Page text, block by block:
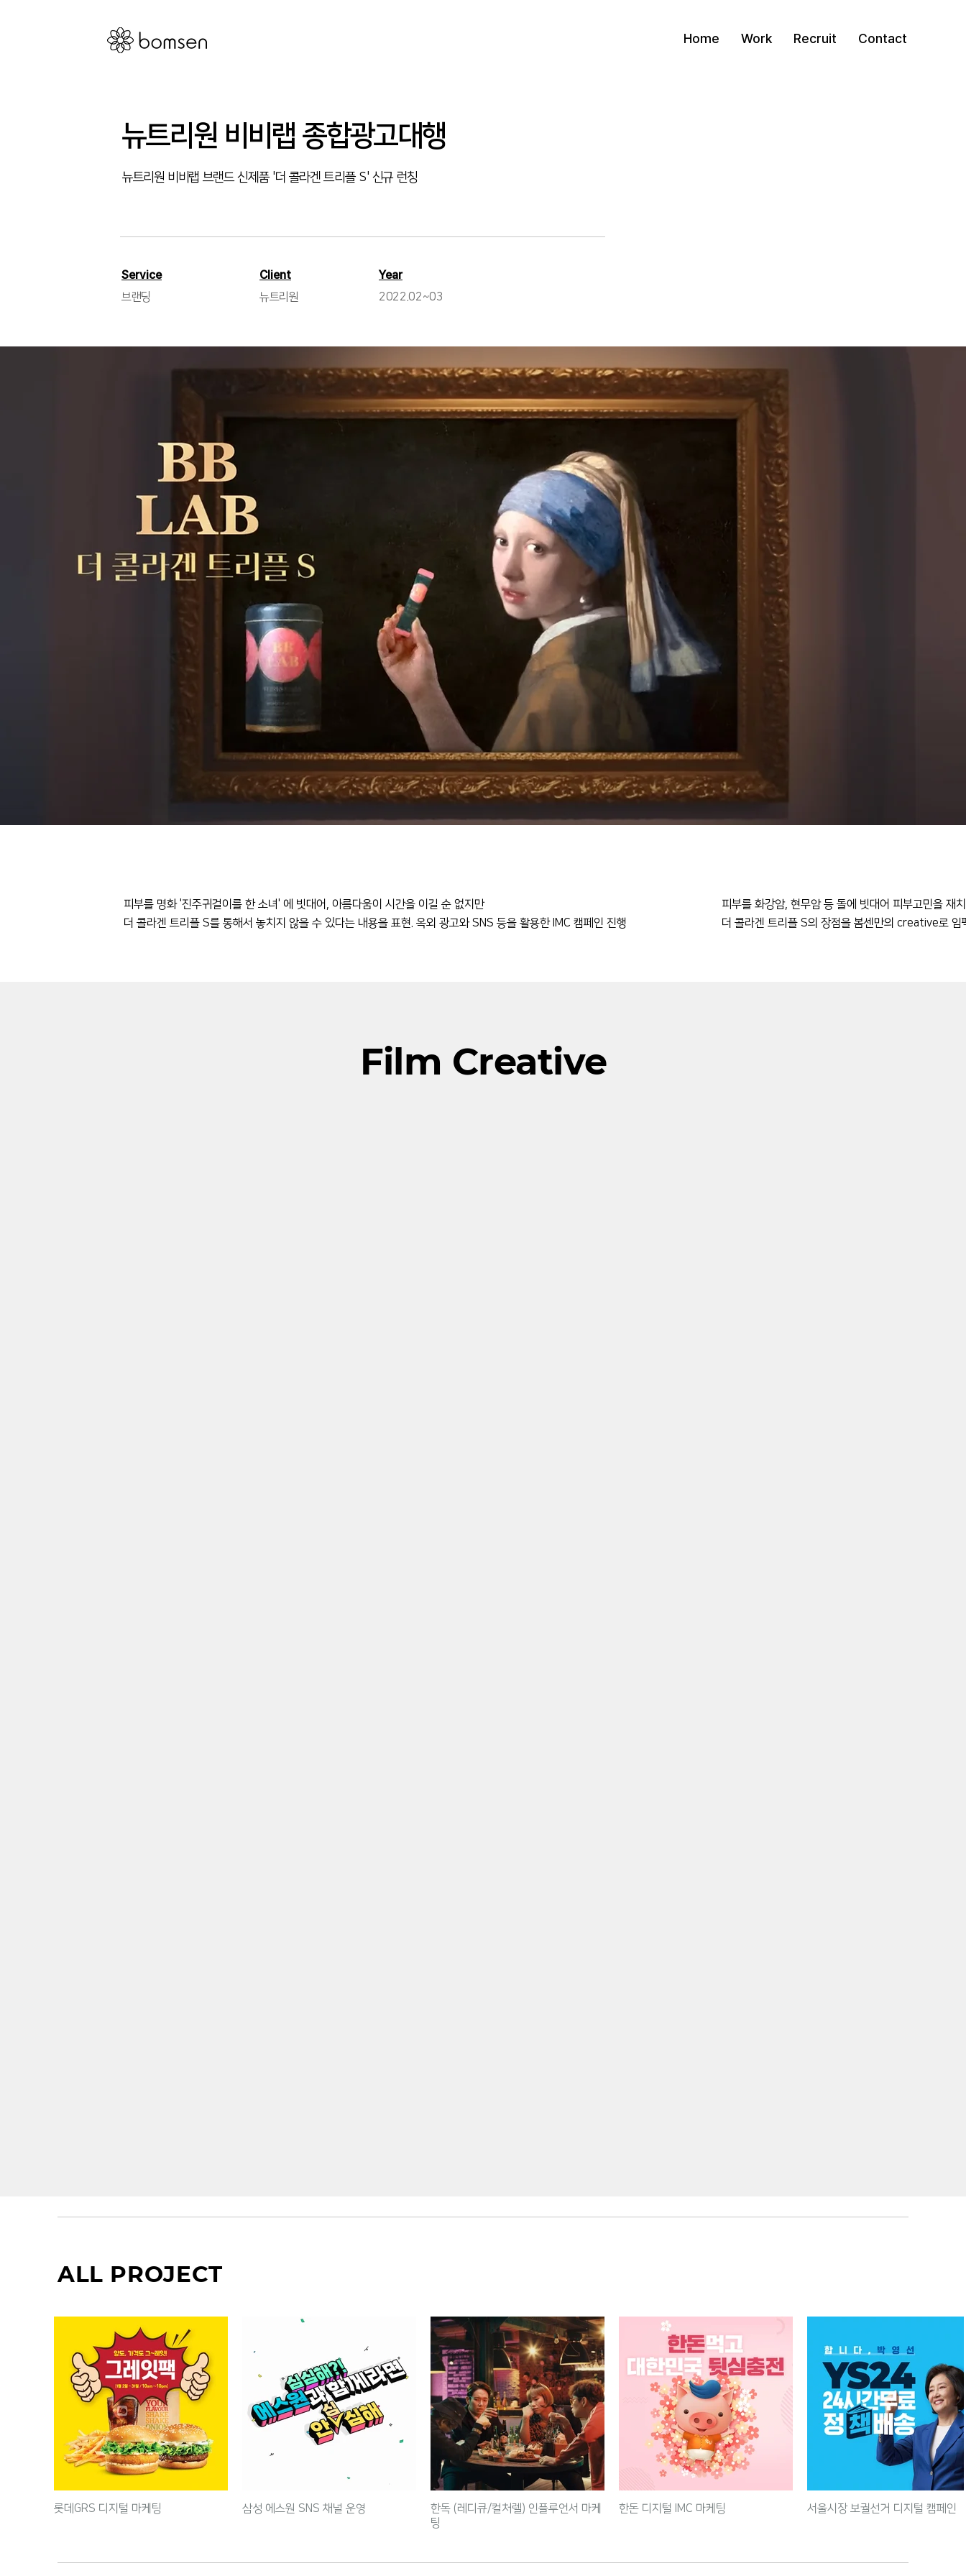
Home Work Recruit Contact
뉴트리원 비비랩 종합광고대행
뉴트리원 비비랩 브랜드 신제품 '더 콜라겐 트리플 S' 신규 런칭
Service Client
브랜딩 뉴트리원
Year
2022.02~03
피부를 명화 '진주귀걸이를 한 소녀' 에 빗대어, 아름다움이 시간을 이길 순 없지만
더 콜라겐 트리플 S를 통해서 놓치지 않을 수 있다는 내용을 표현. 옥외 광고와 SNS 등을 활용한 IMC 캠페인 진행
피부를 화강암, 현무암 등 돌에 빗대어 피부고민을 재
더 콜라겐 트리플 S의 장점을 봄센만의 creative로
Film Creative
ALL PROJECT
롯데GRS 디지털 마케팅 삼성 에스원 SNS 채널 운영
한독 (레디큐/컬처렐) 인플루언서 마케
팅
한돈 디지털 IMC 마케팅 서울시장 보궐선거 디지털 캠페인